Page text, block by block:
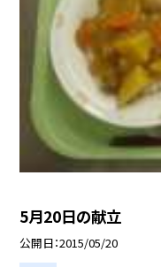
5月20日の献立
公開日 2015/05/20